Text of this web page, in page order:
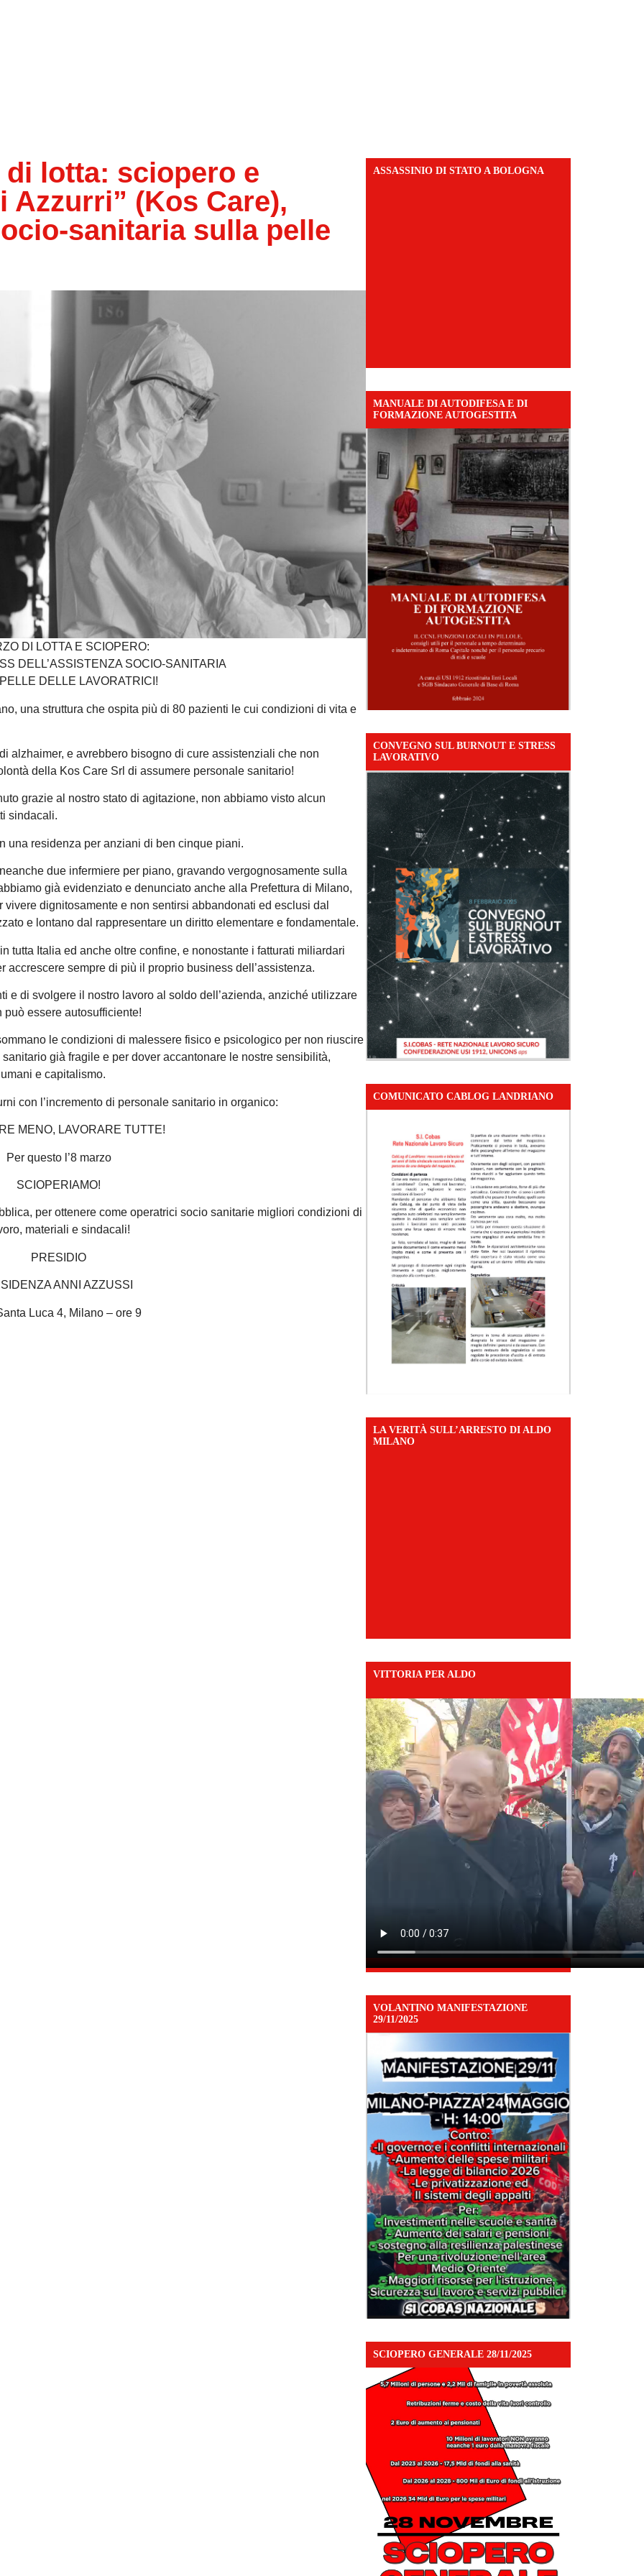
lotta: sciopero e
Azzurri” (Kos Care),
sanitaria sulla pelle
DI LOTTA E SCIOPERO:
DELL’ASSISTENZA SOCIO-SANITARIA
DELLE LAVORATRICI!
una struttura che ospita più di 80 pazienti le cui condizioni di vita e
alzhaimer, e avrebbero bisogno di cure assistenziali che non
della Kos Care Srl di assumere personale sanitario!
grazie al nostro stato di agitazione, non abbiamo visto alcun
sindacali.
una residenza per anziani di ben cinque piani.
due infermiere per piano, gravando vergognosamente sulla
già evidenziato e denunciato anche alla Prefettura di Milano,
dignitosamente e non sentirsi abbandonati ed esclusi dal
e lontano dal rappresentare un diritto elementare e fondamentale.
tutta Italia ed anche oltre confine, e nonostante i fatturati miliardari
sempre di più il proprio business dell’assistenza.
e di svolgere il nostro lavoro al soldo dell’azienda, anziché utilizzare
essere autosufficiente!
le condizioni di malessere fisico e psicologico per non riuscire
già fragile e per dover accantonare le nostre sensibilità,
e capitalismo.
con l’incremento di personale sanitario in organico:
MENO, LAVORARE TUTTE!
Per questo l’8 marzo
SCIOPERIAMO!
per ottenere come operatrici socio sanitarie migliori condizioni di
materiali e sindacali!
PRESIDIO
ANNI AZZUSSI
Luca 4, Milano – ore 9
ASSASSINIO DI STATO A BOLOGNA
MANUALE DI AUTODIFESA E DI
FORMAZIONE AUTOGESTITA
CONVEGNO SUL BURNOUT E STRESS
LAVORATIVO
COMUNICATO CABLOG LANDRIANO
LA VERITÀ SULL’ARRESTO DI ALDO
MILANO
VITTORIA PER ALDO
VOLANTINO MANIFESTAZIONE
29/11/2025
SCIOPERO GENERALE 28/11/2025